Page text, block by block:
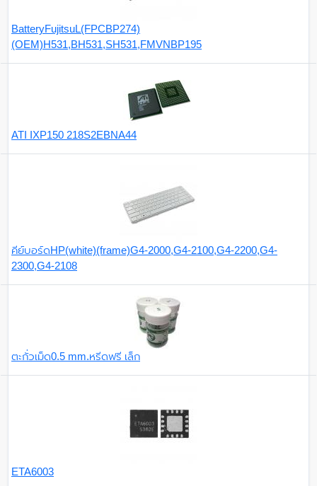
BatteryFujitsuL(FPCBP274)
(OEM)H531,BH531,SH531,FMVNBP195
ATI IXP150 218S2EBNA44
คีย์บอร์ดHP(white)(frame)G4-2000,G4-2100,G4-2200,G4-
2300,G4-2108
ตะกั่วเม็ด0.5 mm.หรีดฟรี เล็ก
ETA6003